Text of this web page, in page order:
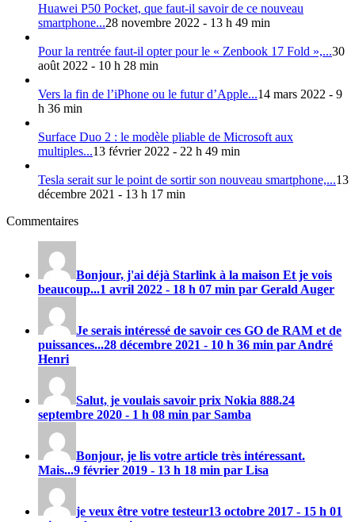
Huawei P50 Pocket, que faut-il savoir de ce nouveau
smartphone...28 novembre 2022 - 13 h 49 min
Pour la rentrée faut-il opter pour le « Zenbook 17 Fold »,...30
août 2022 - 10 h 28 min
Vers la fin de l’iPhone ou le futur d’Apple...14 mars 2022 - 9
h 36 min
Surface Duo 2 : le modèle pliable de Microsoft aux
multiples...13 février 2022 - 22 h 49 min
Tesla serait sur le point de sortir son nouveau smartphone,...13
décembre 2021 - 13 h 17 min
Commentaires
Bonjour, j'ai déjà Starlink à la maison Et je vois
beaucoup...1 avril 2022 - 18 h 07 min par Gerald Auger
Je serais intéressé de savoir ces GO de RAM et de
puissances...28 décembre 2021 - 10 h 36 min par André
Henri
Salut, je voulais savoir prix Nokia 888.24
septembre 2020 - 1 h 08 min par Samba
Bonjour, je lis votre article très intéressant.
Mais...9 février 2019 - 13 h 18 min par Lisa
je veux être votre testeur13 octobre 2017 - 15 h 01